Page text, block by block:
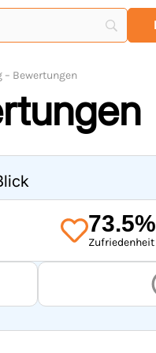
– Bewertungen
73.5%
Zufriedenheit